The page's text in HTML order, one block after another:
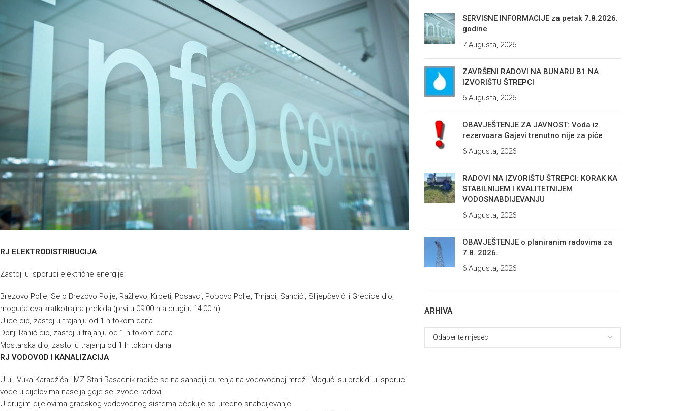
RJ ELEKTRODISTRIBUCIJA
Zastoji u isporuci električne energije:
Brezovo Polje, Selo Brezovo Polje, Ražljevo, Krbeti, Posavci, Popovo Polje, Trnjaci, Sandići, Slijepčevići i Gredice dio,
moguća dva kratkotrajna prekida (prvi u 09:00 h a drugi u 14:00 h)
Ulice dio, zastoj u trajanju od 1 h tokom dana
Donji Rahić dio, zastoj u trajanju od 1 h tokom dana
Mostarska dio, zastoj u trajanju od 1 h tokom dana
RJ VODOVOD I KANALIZACIJA
U ul. Vuka Karadžića i MZ Stari Rasadnik radiće se na sanaciji curenja na vodovodnoj mreži. Mogući su prekidi u isporuci
vode u dijelovima naselja gdje se izvode radovi.
U drugim dijelovima gradskog vodovodnog sistema očekuje se uredno snabdijevanje.
SERVISNE INFORMACIJE za petak 7.8.2026.
godine
7 Augusta, 2026
ZAVRŠENI RADOVI NA BUNARU B1 NA
IZVORIŠTU ŠTREPCI
6 Augusta, 2026
OBAVJEŠTENJE ZA JAVNOST: Voda iz
rezervoara Gajevi trenutno nije za piće
6 Augusta, 2026
RADOVI NA IZVORIŠTU ŠTREPCI: KORAK KA
STABILNIJEM I KVALITETNIJEM
VODOSNABDIJEVANJU
6 Augusta, 2026
OBAVJEŠTENJE o planiranim radovima za
7.8. 2026.
6 Augusta, 2026
ARHIVA